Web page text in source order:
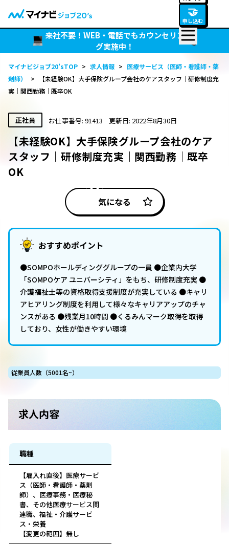
🤝
申し込む
来社不要！WEB・電話でもカウンセリン
グ実施中！
マイナビジョブ20’sTOP > 求人情報 > 医療サービス（医師・看護師・薬
剤師）
>
【未経験OK】大手保険グループ会社のケアスタッフ｜研修制度充
実｜関西勤務｜既卒OK
正社員 お仕事番号: 91413 更新日: 2022年8月30日
【未経験OK】大手保険グループ会社のケア
スタッフ｜研修制度充実｜関西勤務｜既卒
OK
気になる
おすすめポイント
●SOMPOホールディンググループの一員 ●企業内大学
「SOMPOケア ユニバーシティ」をもち、研修制度充実 ●
介護福祉士等の資格取得支援制度が充実している ●キャリ
アヒアリング制度を利用して様々なキャリアアップのチャ
ンスがある ●残業月10時間 ●くるみんマーク取得を取得
しており、女性が働きやすい環境
従業員人数（5001名~）
求人内容
職種
【雇入れ直後】医療サービ
ス（医師・看護師・薬剤
師）、医療事務・医療秘
書、その他医療サービス関
連職、福祉・介護サービ
ス・栄養
【変更の範囲】無し